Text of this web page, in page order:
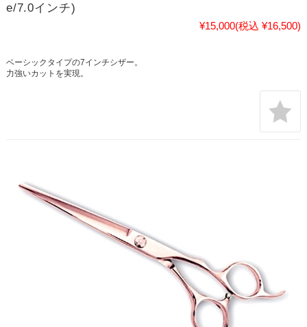
e/7.0インチ)
¥15,000(税込 ¥16,500)
ベーシックタイプの7インチシザー。
力強いカットを実現。